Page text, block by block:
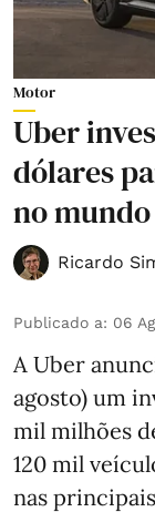
Motor
Uber
dólares
no mundo
Ricardo
Publicado a: 06
A Uber
agosto) um
mil milhões
120 mil
nas